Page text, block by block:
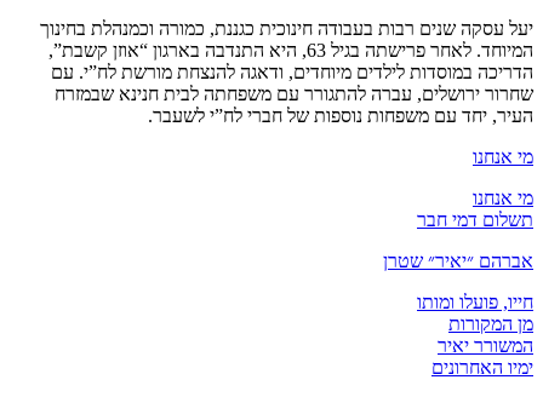
יעל עסקה שנים רבות בעבודה חינוכית כגננת, כמורה וכמנהלת בחינוך
המיוחד. לאחר פרישתה בגיל 63, היא התנדבה בארגון “אוזן קשבת”,
הדריכה במוסדות לילדים מיוחדים, ודאגה להנצחת מורשת לח”י. עם
שחרור ירושלים, עברה להתגורר עם משפחתה לבית חנינא שבמזרח
העיר, יחד עם משפחות נוספות של חברי לח”י לשעבר.
מי אנחנו
מי אנחנו
תשלום דמי חבר
אברהם ״יאיר״ שטרן
חייו, פועלו ומותו
מן המקורות
המשורר יאיר
ימיו האחרונים